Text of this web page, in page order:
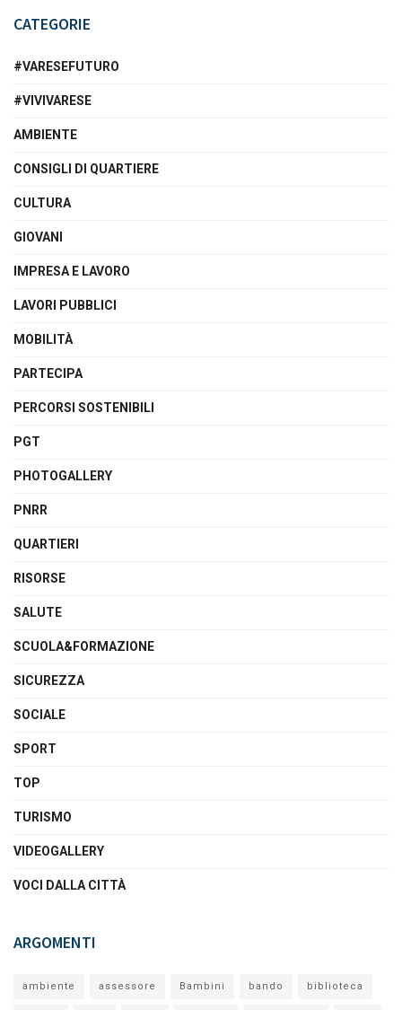
CATEGORIE
#VARESEFUTURO
#VIVIVARESE
AMBIENTE
CONSIGLI DI QUARTIERE
CULTURA
GIOVANI
IMPRESA E LAVORO
LAVORI PUBBLICI
MOBILITÀ
PARTECIPA
PERCORSI SOSTENIBILI
PGT
PHOTOGALLERY
PNRR
QUARTIERI
RISORSE
SALUTE
SCUOLA&FORMAZIONE
SICUREZZA
SOCIALE
SPORT
TOP
TURISMO
VIDEOGALLERY
VOCI DALLA CITTÀ
ARGOMENTI
ambiente assessore Bambini bando biblioteca